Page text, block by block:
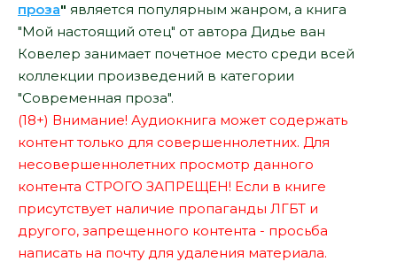
проза" является популярным жанром, а книга
"Мой настоящий отец" от автора Дидье ван
Ковелер занимает почетное место среди всей
коллекции произведений в категории
"Современная проза".
(18+) Внимание! Аудиокнига может содержать
контент только для совершеннолетних. Для
несовершеннолетних просмотр данного
контента СТРОГО ЗАПРЕЩЕН! Если в книге
присутствует наличие пропаганды ЛГБТ и
другого, запрещенного контента - просьба
написать на почту для удаления материала.